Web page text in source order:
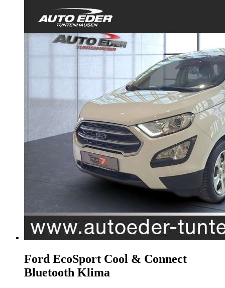
Ford EcoSport Cool & Connect
Bluetooth Klima